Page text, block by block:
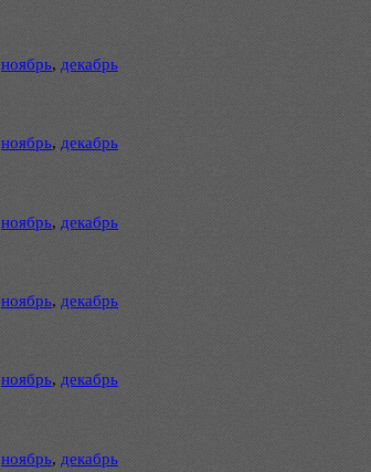
ноябрь, декабрь
ноябрь, декабрь
ноябрь, декабрь
ноябрь, декабрь
ноябрь, декабрь
ноябрь, декабрь